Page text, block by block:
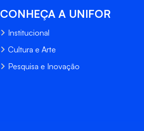
CONHEÇA A UNIFOR
Institucional
Cultura e Arte
Pesquisa e Inovação